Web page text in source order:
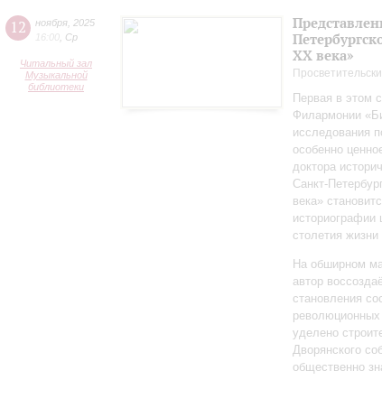
12 ноября 2025
16:00 Ср
Читальный зал
Музыкальной
библиотеки
ХХ века»
Первая в этом
Филармонии
исследования
особенно
доктора
века»
столетия
На обширном
автор
становления
уделено
Дворянского
общественно